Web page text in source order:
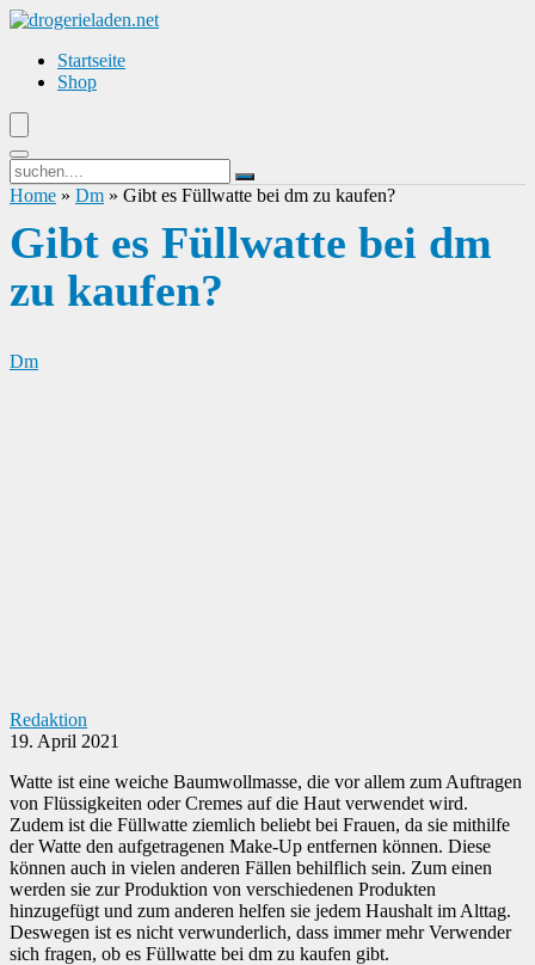
Startseite
Shop
Home » Dm » Gibt es Füllwatte bei dm zu kaufen?
Gibt es Füllwatte bei dm
zu kaufen?
Dm
Redaktion
19. April 2021
Watte ist eine weiche Baumwollmasse, die vor allem zum Auftragen
von Flüssigkeiten oder Cremes auf die Haut verwendet wird.
Zudem ist die Füllwatte ziemlich beliebt bei Frauen, da sie mithilfe
der Watte den aufgetragenen Make-Up entfernen können. Diese
können auch in vielen anderen Fällen behilflich sein. Zum einen
werden sie zur Produktion von verschiedenen Produkten
hinzugefügt und zum anderen helfen sie jedem Haushalt im Alttag.
Deswegen ist es nicht verwunderlich, dass immer mehr Verwender
sich fragen, ob es Füllwatte bei dm zu kaufen gibt.